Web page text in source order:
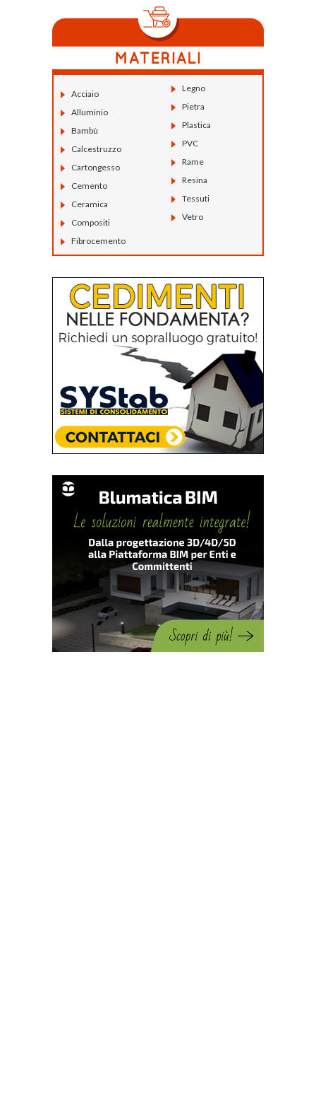
Acciaio
Alluminio
Bambù
Calcestruzzo
Cartongesso
Cemento
Ceramica
Compositi
Fibrocemento
Legno
Pietra
Plastica
PVC
Rame
Resina
Tessuti
Vetro